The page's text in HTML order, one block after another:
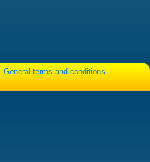
General terms and conditions -